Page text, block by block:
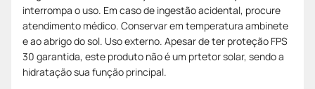
interrompa o uso. Em caso de ingestão acidental, procure
atendimento médico. Conservar em temperatura ambinete
e ao abrigo do sol. Uso externo. Apesar de ter proteção FPS
30 garantida, este produto não é um prtetor solar, sendo a
hidratação sua função principal.